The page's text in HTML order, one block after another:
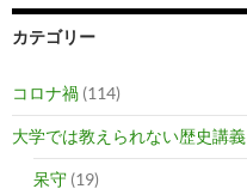
カテゴリー
コロナ禍 (114)
大学では教えられない歴史講義
呆守 (19)